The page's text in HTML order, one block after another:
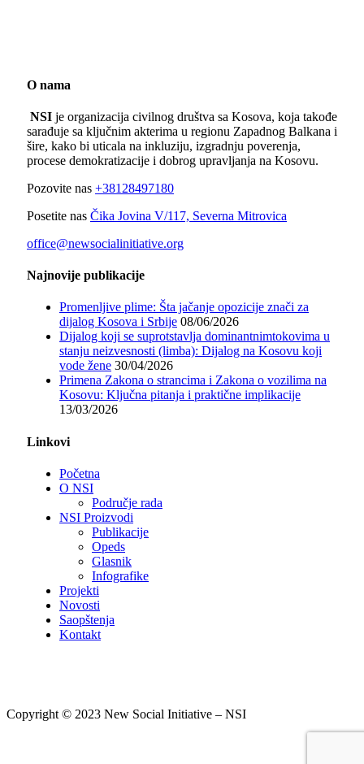
O nama
NSI je organizacija civilnog društva sa Kosova, koja takođe
sarađuje sa ključnim akterima u regionu Zapadnog Balkana i
šire, kako bi uticala na inkluziju, izgradnju poverenja,
procese demokratizacije i dobrog upravljanja na Kosovu.
Pozovite nas +38128497180
Posetite nas Čika Jovina V/117, Severna Mitrovica
office@newsocialinitiative.org
Najnovije publikacije
Promenljive plime: Šta jačanje opozicije znači za
dijalog Kosova i Srbije 08/06/2026
Dijalog koji se suprotstavlja dominantnimtokovima u
stanju neizvesnosti (limba): Dijalog na Kosovu koji
vode žene 30/04/2026
Primena Zakona o strancima i Zakona o vozilima na
Kosovu: Ključna pitanja i praktične implikacije
13/03/2026
Linkovi
Početna
O NSI
Područje rada
NSI Proizvodi
Publikacije
Opeds
Glasnik
Infografike
Projekti
Novosti
Saopštenja
Kontakt
Copyright © 2023 New Social Initiative – NSI